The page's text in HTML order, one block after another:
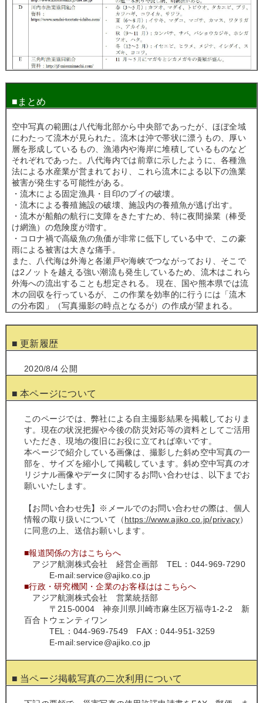
■まとめ
空中写真の範囲は八代海北部から中央部であったが、ほぼ全域
にわたって流木が見られた。流木は沖で帯状に漂うもの、厚い
層を形成しているもの、漁港内や海岸に堆積しているものなど
それぞれであった。八代海内では前章に示したように、各種漁
法による水産業が営まれており、これら流木による以下の漁業
被害が発生する可能性がある。
・流木による固定漁具・目印のブイの破壊。
・流木による養殖施設の破壊、施設内の養殖魚が逃げ出す。
・流木が船舶の航行に支障をきたすため、特に夜間操業（棒受
け網漁）の危険度が増す。
・コロナ禍で高級魚の魚価が非常に低下している中で、この豪
雨による被害は大きな痛手。
また、八代海は外海と各瀬戸や海峡でつながっており、そこで
は2ノットを越える強い潮流も発生しているため、流木はこれら
外海への流出することも想定される。 現在、国や熊本県では流
木の回収を行っているが、この作業を効率的に行うには「流木
の分布図」（写真撮影の時点となるが）の作成が望まれる。
■ 更新履歴
2020/8/4 公開
■ 本ページについて
このページでは、弊社による自主撮影結果を掲載しておりま
す。現在の状況把握や今後の防災対応等の資料としてご活用
いただき、現地の復旧にお役に立てれば幸いです。
本ページで紹介している画像は、撮影した斜め空中写真の一
部を、サイズを縮小して掲載しています。斜め空中写真のオ
リジナル画像やデータに関するお問い合わせは、以下までお
願いいたします。
【お問い合わせ先】※メールでのお問い合わせの際は、個人
情報の取り扱いについて（https://www.ajiko.co.jp/privacy）
に同意の上、送信お願いします。
■報道関係の方はこちらへ
アジア航測株式会社 経営企画部 TEL：044-969-7290
E-mail:service@ajiko.co.jp
■行政・研究機関・企業のお客様ははこちらへ
アジア航測株式会社 営業統括部
〒215-0004 神奈川県川崎市麻生区万福寺1‐2‐2 新
百合トウェンティワン
TEL：044-969-7549 FAX：044-951-3259
E-mail:service@ajiko.co.jp
■ 当ページ掲載写真の二次利用について